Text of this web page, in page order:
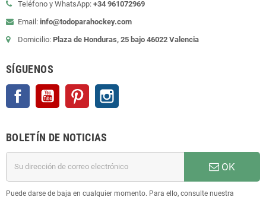
Teléfono y WhatsApp: +34 961072969
Email: info@todoparahockey.com
Domicilio: Plaza de Honduras, 25 bajo 46022 Valencia
SÍGUENOS
Facebook YouTube Pinterest
BOLETÍN DE NOTICIAS
OK
Puede darse de baja en cualquier momento. Para ello, consulte nuestra